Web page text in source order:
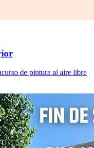
de pintura al aire libre